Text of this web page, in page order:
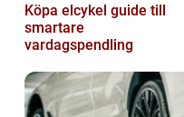
Köpa elcykel guide till
smartare
vardagspendling